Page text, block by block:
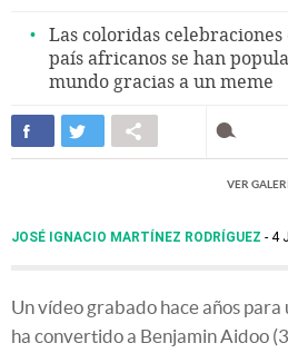
Las coloridas
país africanos se han
mundo gracias a un meme
VER
JOSÉ IGNACIO MARTÍNEZ RODRÍGUEZ 4
Un vídeo grabado hace años
ha convertido a Benjamin Aidoo